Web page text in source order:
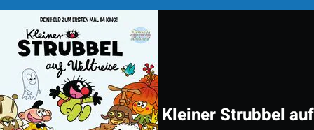
Kleiner Strubbel auf